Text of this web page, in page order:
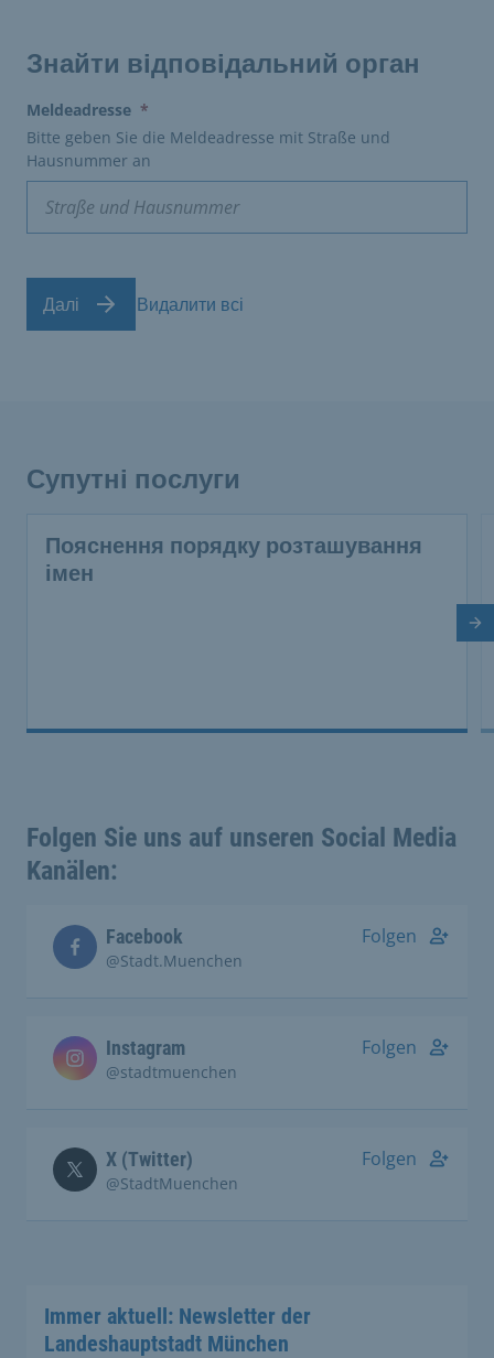
Знайти відповідальний орган
Meldeadresse *
Bitte geben Sie die Meldeadresse mit Straße und
Hausnummer an
Далі Видалити всі
Супутні послуги
Пояснення порядку розташування
імен
Folgen Sie uns auf unseren Social Media
Kanälen:
Facebook
@Stadt.Muenchen
Folgen
Instagram
@stadtmuenchen
Folgen
X (Twitter)
@StadtMuenchen
Folgen
Immer aktuell: Newsletter der
Landeshauptstadt München